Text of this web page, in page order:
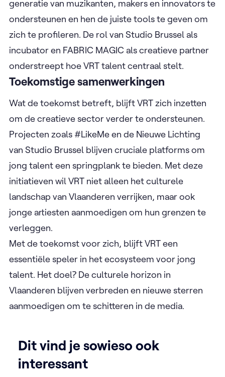
generatie van muzikanten, makers en innovators te
ondersteunen en hen de juiste tools te geven om
zich te profileren. De rol van Studio Brussel als
incubator en FABRIC MAGIC als creatieve partner
onderstreept hoe VRT talent centraal stelt.
Toekomstige samenwerkingen
Wat de toekomst betreft, blijft VRT zich inzetten
om de creatieve sector verder te ondersteunen.
Projecten zoals #LikeMe en de Nieuwe Lichting
van Studio Brussel blijven cruciale platforms om
jong talent een springplank te bieden. Met deze
initiatieven wil VRT niet alleen het culturele
landschap van Vlaanderen verrijken, maar ook
jonge artiesten aanmoedigen om hun grenzen te
verleggen.
Met de toekomst voor zich, blijft VRT een
essentiële speler in het ecosysteem voor jong
talent. Het doel? De culturele horizon in
Vlaanderen blijven verbreden en nieuwe sterren
aanmoedigen om te schitteren in de media.
Dit vind je sowieso ook
interessant